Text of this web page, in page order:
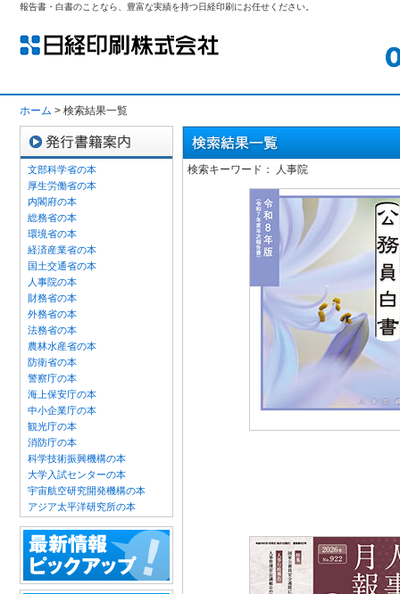
報告書・白書のことなら、豊富な実績を持つ日経印刷にお任せください。
ホーム > 検索結果一覧
文部科学省の本
厚生労働省の本
内閣府の本
総務省の本
環境省の本
経済産業省の本
国土交通省の本
人事院の本
財務省の本
外務省の本
法務省の本
農林水産省の本
防衛省の本
警察庁の本
海上保安庁の本
中小企業庁の本
観光庁の本
消防庁の本
科学技術振興機構の本
大学入試センターの本
宇宙航空研究開発機構の本
アジア太平洋研究所の本
検索キーワード： 人事院